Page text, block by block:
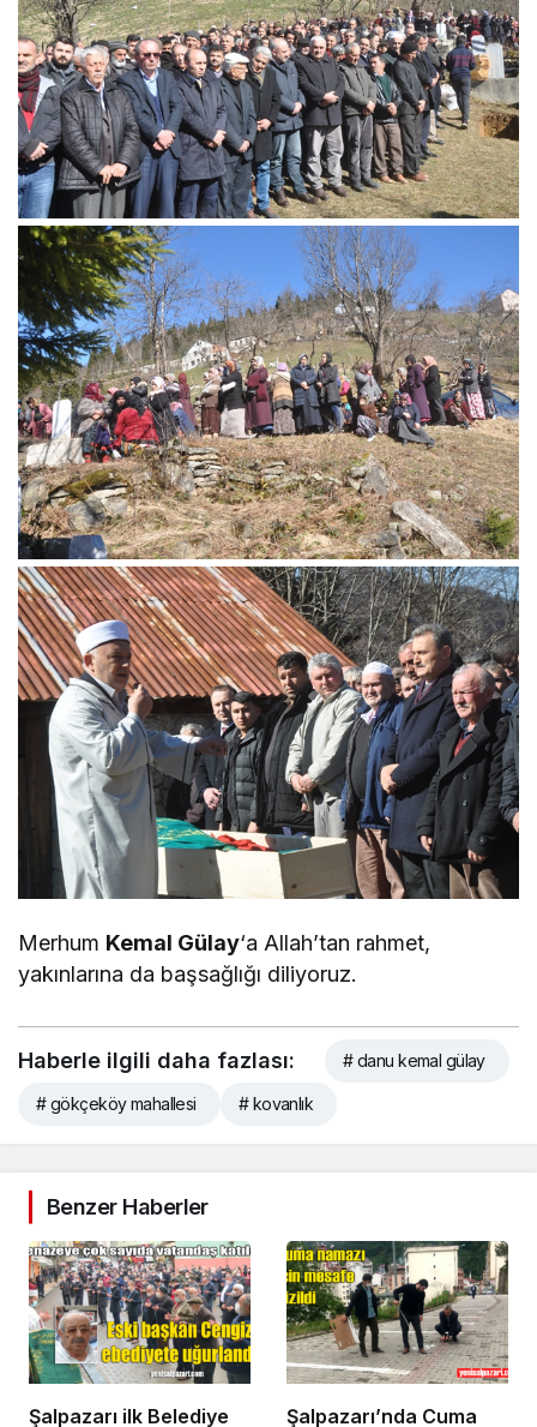
Merhum Kemal Gülay‘a Allah’tan rahmet,
yakınlarına da başsağlığı diliyoruz.
Haberle ilgili daha fazlası: # danu kemal gülay
# gökçeköy mahallesi # kovanlık
Benzer Haberler
Şalpazarı ilk Belediye
Şalpazarı’nda Cuma